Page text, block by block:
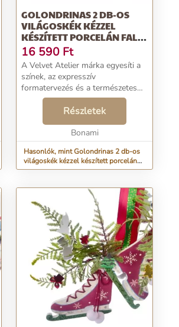
GOLONDRINAS 2 DB-OS
VILÁGOSKÉK KÉZZEL
KÉSZÍTETT PORCELÁN FALI
DEKORÁCIÓ SZETT - SURDIC
16 590 Ft
A Velvet Atelier márka egyesíti a
színek, az expresszív
formatervezés és a természetes
anyagok iránt érzett szenvedélyt.
Kiegészítői és dekorációi
képzeletben trópusi tájakra
Részletek
Bonami
Hasonlók, mint Golondrinas 2 db-os
világoskék kézzel készített porcelán
fali dekoráció szett - Surdic